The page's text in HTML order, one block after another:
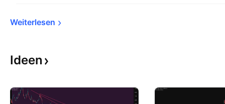
Weiterlesen
Ideen